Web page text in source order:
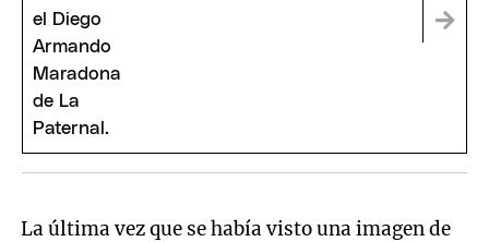
La última vez que se había visto una imagen de